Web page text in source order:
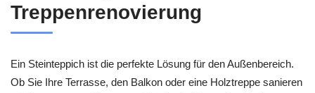
Treppenrenovierung
Ein Steinteppich ist die perfekte Lösung für den Außenbereich.
Ob Sie Ihre Terrasse, den Balkon oder eine Holztreppe sanieren